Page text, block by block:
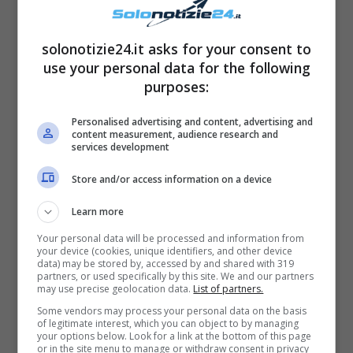
queste ore ha lasciato tutti senza parole.
LEGGI ANCHE->Il Gossip:
Principessa Charlene
irriconoscibile, brutte notizie per
solonotizie24.it asks for your consent to
use your personal data for the following
purposes:
Personalised advertising and content, advertising and
content measurement, audience research and
services development
Store and/or access information on a device
Learn more
Your personal data will be processed and information from
your device (cookies, unique identifiers, and other device
data) may be stored by, accessed by and shared with 319
partners, or used specifically by this site. We and our partners
may use precise geolocation data. List of partners.
Some vendors may process your personal data on the basis
of legitimate interest, which you can object to by managing
your options below. Look for a link at the bottom of this page
or in the site menu to manage or withdraw consent in privacy